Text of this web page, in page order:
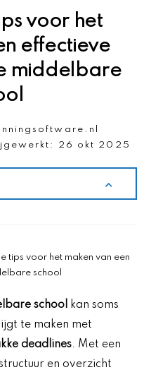
voor het
effectieve
middelbare
26 okt 2025
tips voor het maken van een
school
school
kan soms
te maken met
deadlines. Met een
en overzicht